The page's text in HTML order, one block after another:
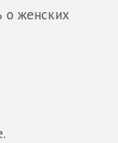
о женских